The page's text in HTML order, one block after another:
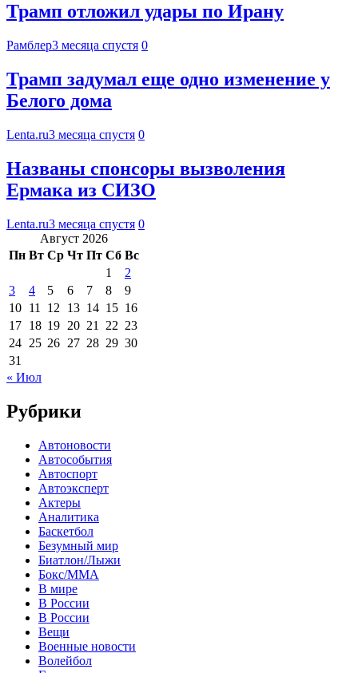
Трамп отложил удары по Ирану
Рамблер3 месяца спустя 0
Трамп задумал еще одно изменение у
Белого дома
Lenta.ru3 месяца спустя 0
Названы спонсоры вызволения
Ермака из СИЗО
Lenta.ru3 месяца спустя 0
Август 2026
Пн Вт Ср Чт Пт Сб Вс
1
2
3
4 5 6 7 8
9
10 11 12 13 14 15 16
17 18 19 20 21 22 23
24 25 26 27 28 29 30
31
« Июл
Рубрики
Автоновости
Автособытия
Автоспорт
Автоэксперт
Актеры
Аналитика
Баскетбол
Безумный мир
Биатлон/Лыжи
Бокс/MMA
В мире
В России
В России
Вещи
Военные новости
Волейбол